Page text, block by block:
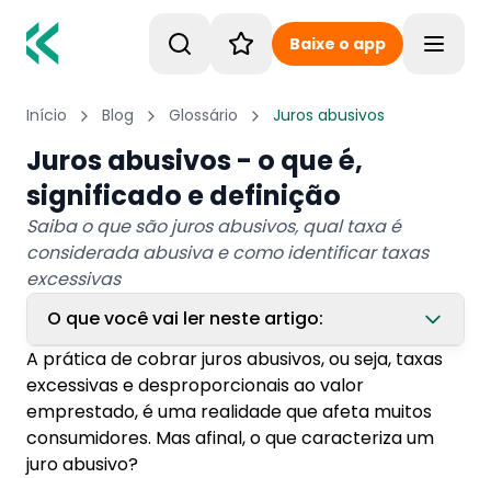
Baixe o app
Início Blog Glossário Juros abusivos
Juros abusivos - o que é,
significado e definição
Saiba o que são juros abusivos, qual taxa é
considerada abusiva e como identificar taxas
excessivas
O que você vai ler neste artigo:
1. Qual taxa de juros é considerada abusiva?
2. Como identificar juros abusivos?
2.1. Taxas de juros muito altas em
A prática de cobrar juros abusivos, ou seja, taxas
excessivas e desproporcionais ao valor
emprestado, é uma realidade que afeta muitos
consumidores. Mas afinal, o que caracteriza um
juro abusivo?